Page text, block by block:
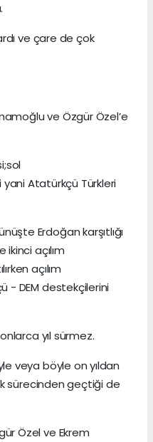
ve çare de çok
ve Özgür Özel’e
yani Atatürkçü Türkleri
Erdoğan karşıtlığı
açılım
açılım
- DEM destekçilerini
onlarca yıl sürmez.
veya böyle on yıldan
sürecinden geçtiği de
Özel ve Ekrem